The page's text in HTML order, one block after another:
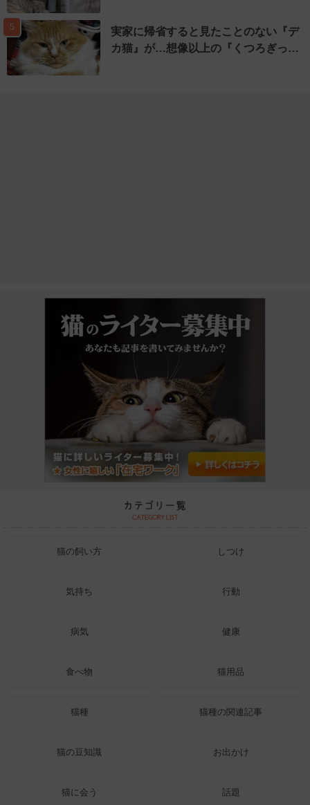
5
実家に帰省すると見たことのない『デ
カ猫』が…想像以上の『くつろぎっ…
猫の飼い方 しつけ
気持ち 行動
病気 健康
食べ物 猫用品
猫種 猫種の関連記事
猫の豆知識 お出かけ
猫に会う 話題